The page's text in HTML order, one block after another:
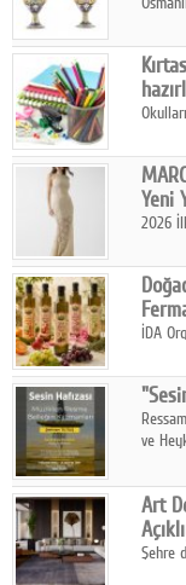
sanat
Yeni
2026
İDA
ve
Art
Şehre